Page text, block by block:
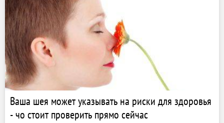
Ваша шея может указывать на риски для здоровья
- чо стоит проверить прямо сейчас